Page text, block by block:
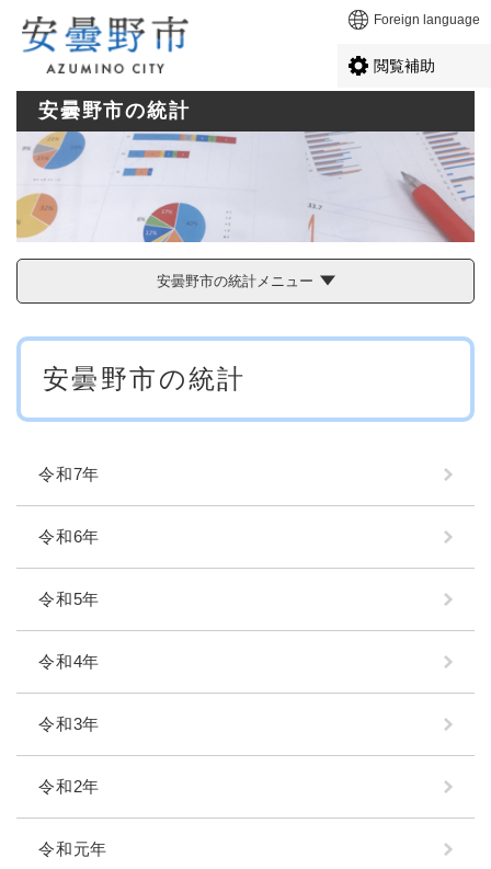
メニューを飛ばして本文へ Foreign language
閲覧補助
安曇野市の統計
安曇野市の統計メニュー
本
安曇野市の統計
令和7年
令和6年
令和5年
令和4年
令和3年
令和2年
令和元年